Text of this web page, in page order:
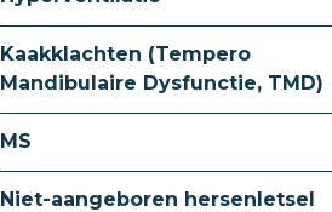
Kaakklachten (Tempero
Mandibulaire Dysfunctie, TMD)
MS
Niet-aangeboren hersenletsel